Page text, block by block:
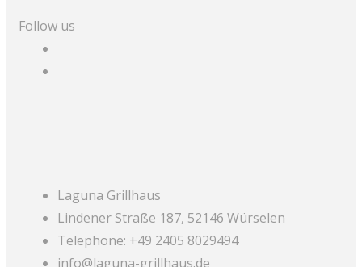
Follow us
Laguna Grillhaus
Lindener Straße 187, 52146 Würselen
Telephone: +49 2405 8029494
info@laguna-grillhaus.de